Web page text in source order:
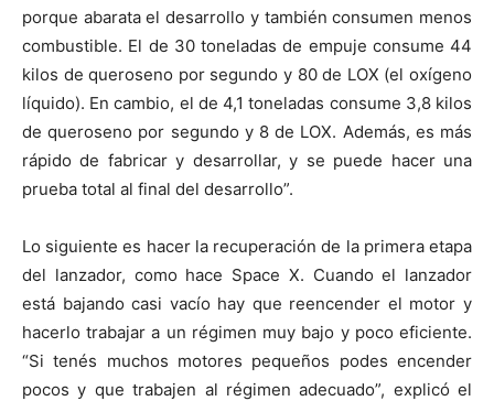
porque abarata el desarrollo y también consumen menos
combustible. El de 30 toneladas de empuje consume 44
kilos de queroseno por segundo y 80 de LOX (el oxígeno
líquido). En cambio, el de 4,1 toneladas consume 3,8 kilos
de queroseno por segundo y 8 de LOX. Además, es más
rápido de fabricar y desarrollar, y se puede hacer una
prueba total al final del desarrollo”.
Lo siguiente es hacer la recuperación de la primera etapa
del lanzador, como hace Space X. Cuando el lanzador
está bajando casi vacío hay que reencender el motor y
hacerlo trabajar a un régimen muy bajo y poco eficiente.
“Si tenés muchos motores pequeños podes encender
pocos y que trabajen al régimen adecuado”, explicó el